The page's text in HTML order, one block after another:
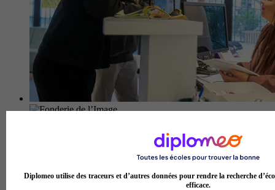
Bagnolet
Diplomeo utilise des traceurs et d’autres données pour rendre la recherche
efficace.